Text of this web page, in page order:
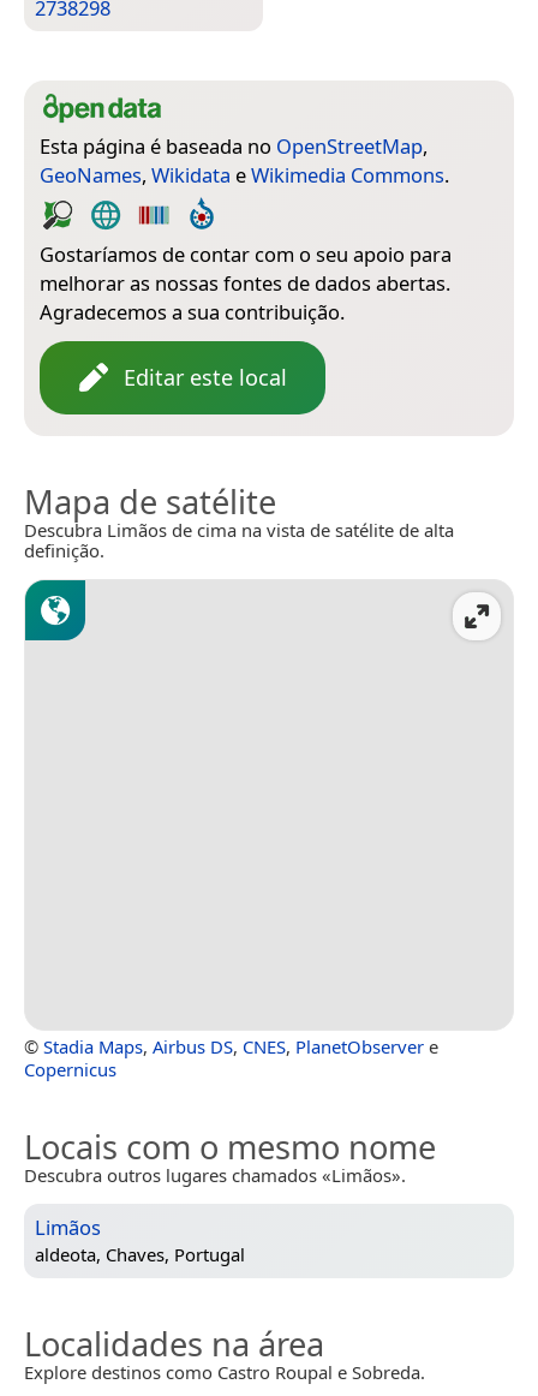
2738298
Esta página é baseada no OpenStreetMap,
GeoNames, Wikidata eWikimedia Commons.
Gostaríamos de contar com o seu apoio para
melhorar as nossas fontes de dados abertas.
Agradecemos a sua contribuição.
Editar este local
Mapa de satélite
Descubra Limãos de cima na vista de satélite de alta
definição.
© Stadia Maps, Airbus DS, CNES, PlanetObserver e
Copernicus
Locais com o mesmo nome
Descubra outros lugares chamados «Limãos».
Limãos
aldeota, Chaves, Portugal
Localidades na área
Explore destinos como Castro Roupal e Sobreda.